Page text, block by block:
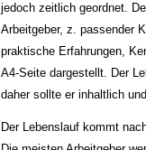
jedoch zeitlich geordnet.
Arbeitgeber, z. passender
praktische Erfahrungen,
A4-Seite dargestellt. Der
daher sollte er inhaltlich
Der Lebenslauf kommt